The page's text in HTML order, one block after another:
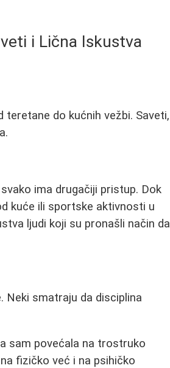
i Lična Iskustva
do kućnih vežbi. Saveti,
ima drugačiji pristup. Dok
kuće ili sportske aktivnosti u
ljudi koji su pronašli način da
Neki smatraju da disciplina
sam povećala na trostruko
fizičko već i na psihičko